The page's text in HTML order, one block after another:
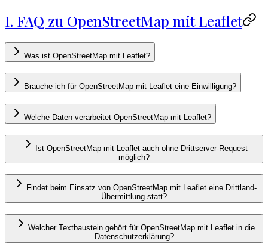
I. FAQ zu OpenStreetMap mit Leaflet
Was ist OpenStreetMap mit Leaflet?
Brauche ich für OpenStreetMap mit Leaflet eine Einwilligung?
Welche Daten verarbeitet OpenStreetMap mit Leaflet?
Ist OpenStreetMap mit Leaflet auch ohne Drittserver-Request
möglich?
Findet beim Einsatz von OpenStreetMap mit Leaflet eine Drittland-
Übermittlung statt?
Welcher Textbaustein gehört für OpenStreetMap mit Leaflet in die
Datenschutzerklärung?